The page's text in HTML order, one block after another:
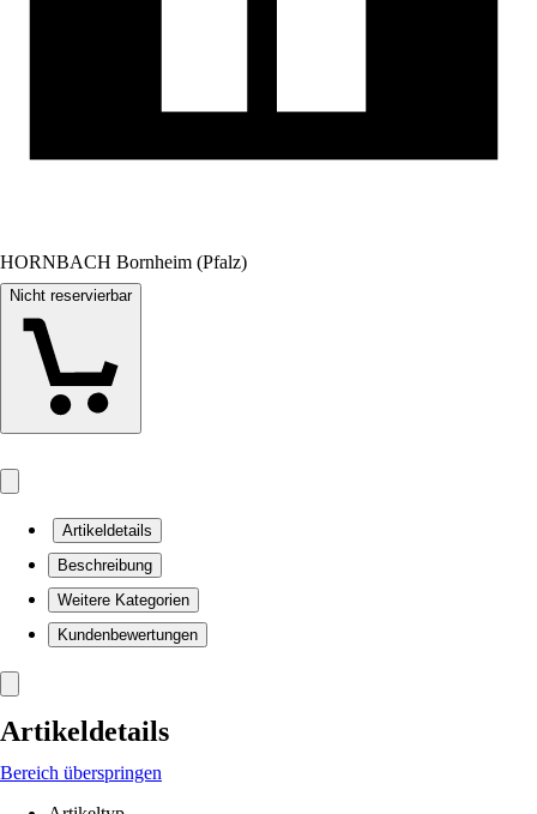
HORNBACH Bornheim (Pfalz)
Nicht reservierbar
Artikeldetails
Beschreibung
Weitere Kategorien
Kundenbewertungen
Artikeldetails
Bereich überspringen